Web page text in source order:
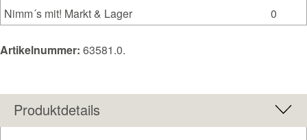
Nimm´s mit! Markt & Lager
0
Artikelnummer: 63581.0.
Produktdetails